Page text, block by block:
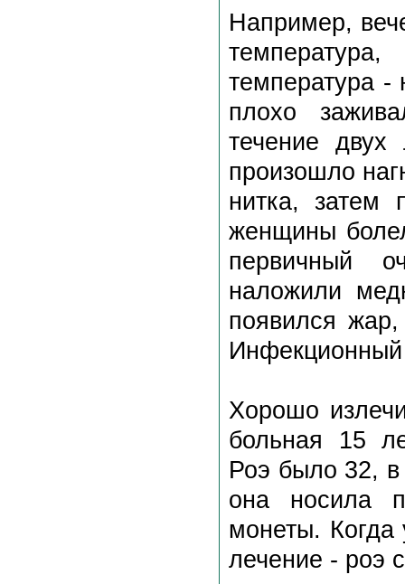
Например,
температура -
плохо
течение
произошло
нитка, затем
женщины
первичный
наложили
появился
Инфекционный
Хорошо
больная 15
Роэ было 32, в
она носила
монеты. Когда
лечение - роэ